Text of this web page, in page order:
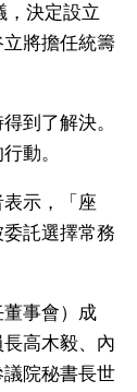
東京
，決定設立
將擔任統籌
到了解決。
動。
示，「座
託選擇常務
事會）成
高木毅、內
院秘書長世